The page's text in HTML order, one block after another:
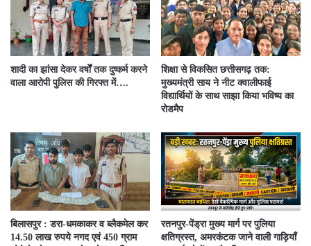
शादी का झांसा देकर वर्षों तक दुष्कर्म करने
वाला आरोपी पुलिस की गिरफ्त में….
शिक्षा से विकसित छत्तीसगढ़ तक:
मुख्यमंत्री साय ने नीट क्वालीफाई
विद्यार्थियों के साथ साझा किया भविष्य का
रोडमैप
बिलासपुर : डरा-धमकाकर व ब्लैकमेल कर
14.50 लाख रुपये नगद एवं 450 ग्राम
रतनपुर-पेंड्रा मुख्य मार्ग पर पुलिया
क्षतिग्रस्त, अमरकंटक जाने वाली गाड़ियाँ